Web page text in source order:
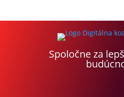
Spoločne za